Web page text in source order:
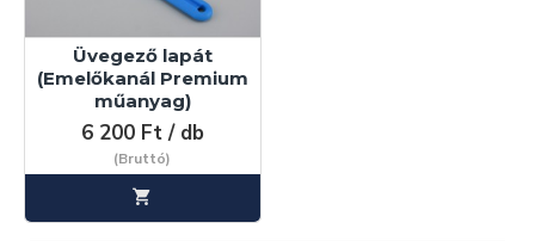
Üvegező lapát
(Emelőkanál Premium
műanyag)
6 200 Ft / db
(Bruttó)